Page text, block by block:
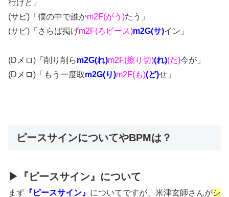
行けと」
(サビ)「僕の中で誰かm2F(がう)たう」
(サビ)「さらば掲げm2F(ろピース)m2G(サ)イン」
(Dメロ)「削り削らm2G(れ)m2F(擦り切)(れ)(た)今が」
(Dメロ)「もう一度取m2G(り)m2F(も)(ど)せ」
ピースサインについてやBPMは？
▶『ピースサイン』について
まず 『ピースサイン』 についてですが、米津玄師さんがシ